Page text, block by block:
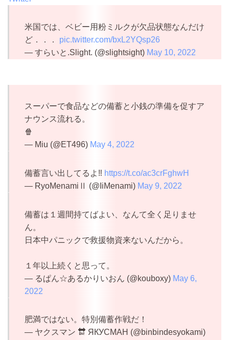
米国では、ベビー用粉ミルクが欠品状態なんだけ
ど．．． pic.twitter.com/bxL2YQsp26
— すらいと.Slight. (@slightsight) May 10, 2022
スーパーで食品などの備蓄と小銭の準備を促すア
ナウンス流れる。
🍿
— Miu (@ET496) May 4, 2022
備蓄言い出してるよ‼️ https://t.co/ac3crFghwH
— RyoMenamiⅡ (@IiMenami) May 9, 2022
備蓄は１週間持てばよい、なんて全く足りませ
ん。
日本中パニックで救援物資来ないんだから。
１年以上続くと思って。
— るぱん☆あるかりいおん (@kouboxy) May 6,
2022
肥満ではない。特別備蓄作戦だ！
— ヤクスマン 🔛 ЯКУСМАН (@binbindesyokami)